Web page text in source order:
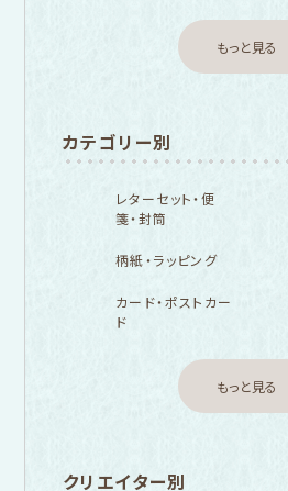
もっと見る
カテゴリー別
レターセット・便
箋・封筒
柄紙・ラッピング
カード・ポストカー
ド
もっと見る
クリエイター別